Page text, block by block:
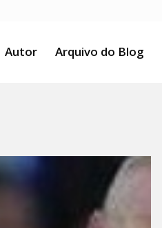
Autor Arquivo do Blog